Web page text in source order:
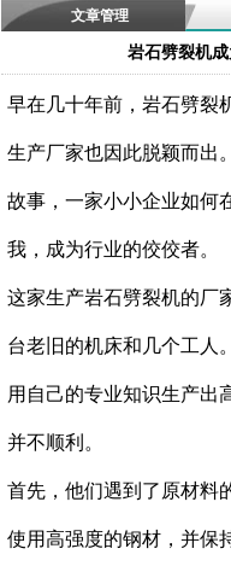
文章管理
岩石劈裂机
早在几十年前， 岩石劈裂
生产厂家也因此脱颖而出
故事，一家小小企业如何
我，成为行业的佼佼者。
这家生产岩石劈裂机的厂
台老旧的机床和几个工人
用自己的专业知识生产出
并不顺利。
首先，他们遇到了原材料
使用高强度的钢材，并保